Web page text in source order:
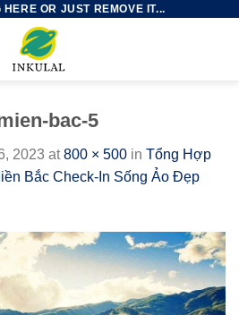
OR JUST REMOVE IT...
bac-5
2023 at800 × 500 in Tổng Hợp
Bắc Check-In Sống Ảo Đẹp